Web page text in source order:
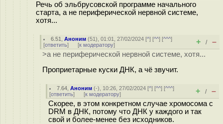
Речь об эльбрусовской программе начального
старта, а не периферической нервной системе,
хотя...
6.51 ,Аноним (51), 01:01, 27/02/2024 [^] [^^] [^^^]
[ответить] [к модератору] + / –
>а не периферической нервной системе, хотя...
Проприетарные куски ДНК, а чё звучит.
7.64 ,Аноним (-), 10:26, 27/02/2024 [^] [^^] [^^^]
[ответить] [к модератору] + / –
Скорее, в этом конкретном случае хромосома с
DRM в ДНК, потому что ДНК у каждого и так
свой и более-менее без исходников.